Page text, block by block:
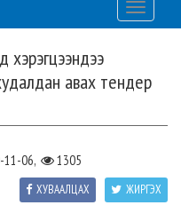
Toggle
хэрэгцээндээ
авах тендер
11-06, 1305
ЖИРГЭХ
ХУВААЛЦАХ